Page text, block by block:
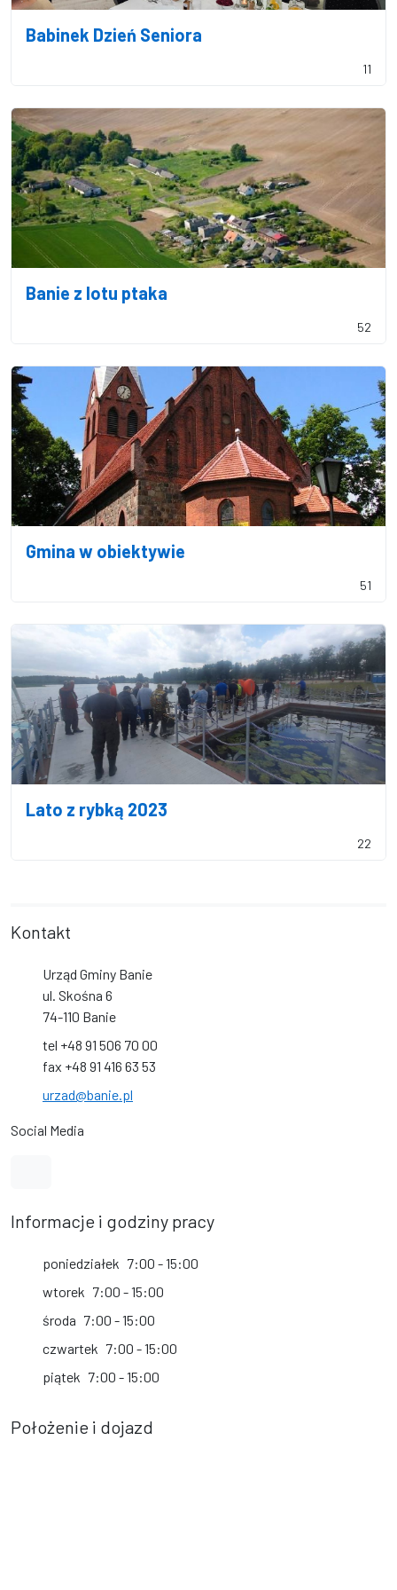
Babinek Dzień Seniora
11
Banie z lotu ptaka
52
Gmina w obiektywie
51
Lato z rybką 2023
22
Kontakt
Urząd Gminy Banie
ul. Skośna 6
74-110 Banie
tel +48 91 506 70 00
fax +48 91 416 63 53
urzad@banie.pl
Social Media
Informacje i godziny pracy
poniedziałek 7:00 - 15:00
wtorek 7:00 - 15:00
środa 7:00 - 15:00
czwartek 7:00 - 15:00
piątek 7:00 - 15:00
Położenie i dojazd